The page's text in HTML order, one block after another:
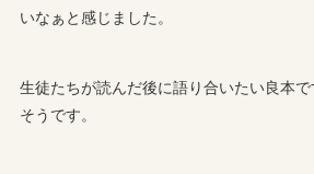
いなぁと感じました。
生徒たちが読んだ後に語り合いたい良本
そうです。